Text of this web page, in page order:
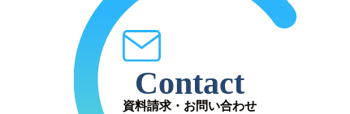
Contact
資料請求・お問い合わせ